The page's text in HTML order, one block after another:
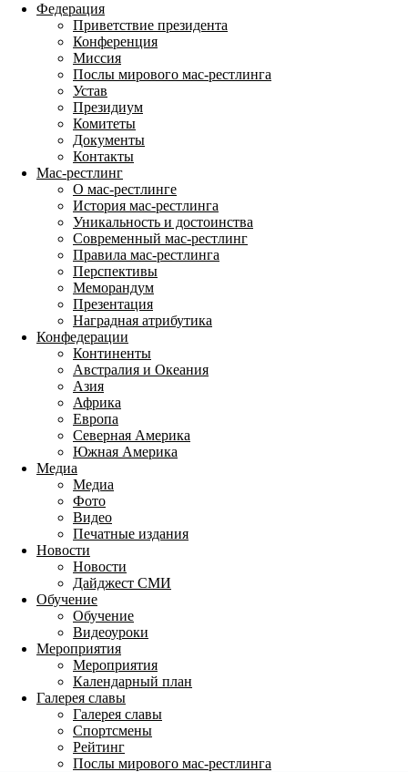
Федерация
Приветствие президента
Конференция
Миссия
Послы мирового мас-рестлинга
Устав
Президиум
Комитеты
Документы
Контакты
Мас-рестлинг
О мас-рестлинге
История мас-рестлинга
Уникальность и достоинства
Современный мас-рестлинг
Правила мас-рестлинга
Перспективы
Меморандум
Презентация
Наградная атрибутика
Конфедерации
Континенты
Австралия и Океания
Азия
Африка
Европа
Северная Америка
Южная Америка
Медиа
Медиа
Фото
Видео
Печатные издания
Новости
Новости
Дайджест СМИ
Обучение
Обучение
Видеоуроки
Мероприятия
Мероприятия
Календарный план
Галерея славы
Галерея славы
Спортсмены
Рейтинг
Послы мирового мас-рестлинга